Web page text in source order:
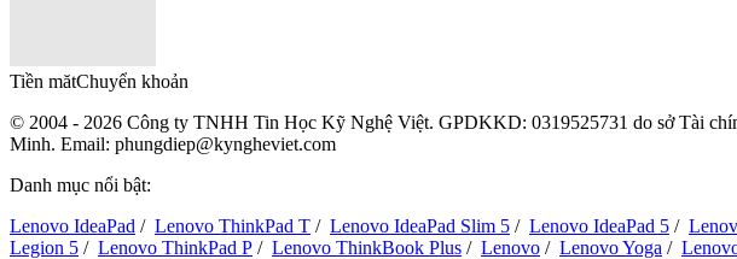
Tiền mătChuyển khoản
© 2004 - 2026 Công ty TNHH Tin Học Kỹ Nghệ Việt. GPDKKD: 0319525731 do sở Tài
Minh. Email: phungdiep@kyngheviet.com
Danh mục nổi bật:
Lenovo IdeaPad / Lenovo ThinkPad T / Lenovo IdeaPad Slim 5 / Lenovo IdeaPad 5 /
Legion 5 / Lenovo ThinkPad P / Lenovo ThinkBook Plus / Lenovo / Lenovo Yoga /